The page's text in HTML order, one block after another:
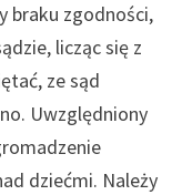
braku zgodności,
licząc się z
ze sąd
Uwzględniony
dziećmi. Należy